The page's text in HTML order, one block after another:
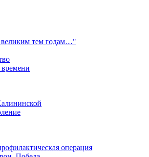
тем годам…"
операция